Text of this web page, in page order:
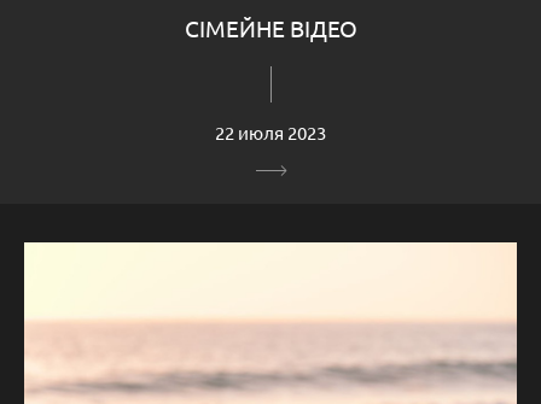
СІМЕЙНЕ ВІДЕО
22 июля 2023